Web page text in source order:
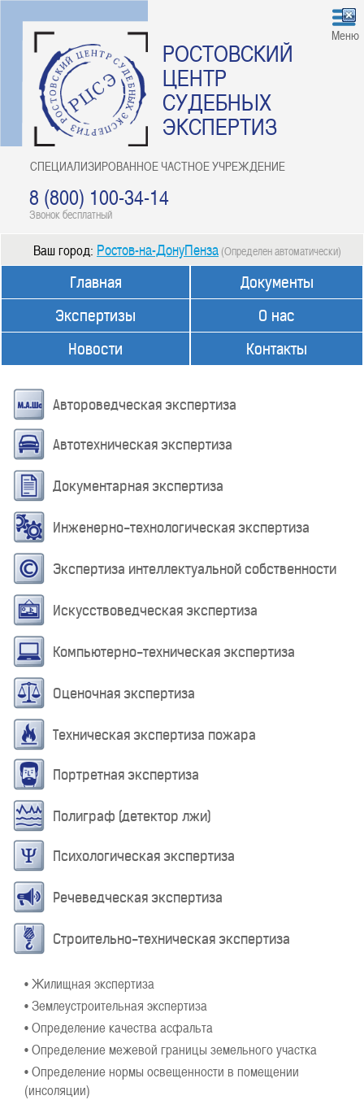
РОСТОВСКИЙ
ЦЕНТР
СУДЕБНЫХ
ЭКСПЕРТИЗ
СПЕЦИАЛИЗИРОВАННОЕ ЧАСТНОЕ УЧРЕЖДЕНИЕ
8 (800) 100-34-14
Звонок бесплатный
Меню
Ваш город: Ростов-на-ДонуПенза (Определен автоматически)
Главная
Экспертизы
Новости
Документы
О нас
Контакты
Автороведческая экспертиза
Автотехническая экспертиза
Документарная экспертиза
Инженерно-технологическая экспертиза
Экспертиза интеллектуальной собственности
Искусствоведческая экспертиза
Компьютерно-техническая экспертиза
Оценочная экспертиза
Техническая экспертиза пожара
Портретная экспертиза
Полиграф (детектор лжи)
Психологическая экспертиза
Речеведческая экспертиза
Строительно-техническая экспертиза
• Жилищная экспертиза
• Землеустроительная экспертиза
• Определение качества асфальта
• Определение межевой границы земельного участка
• Определение нормы освещенности в помещении
(инсоляции)